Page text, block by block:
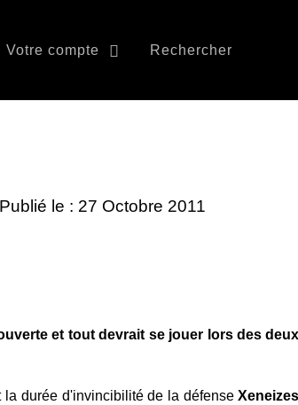
Votre compte Rechercher
Publié le : 27 Octobre 2011
et tout devrait se jouer lors des deux
la durée d'invincibilité de la défenseXeneizes